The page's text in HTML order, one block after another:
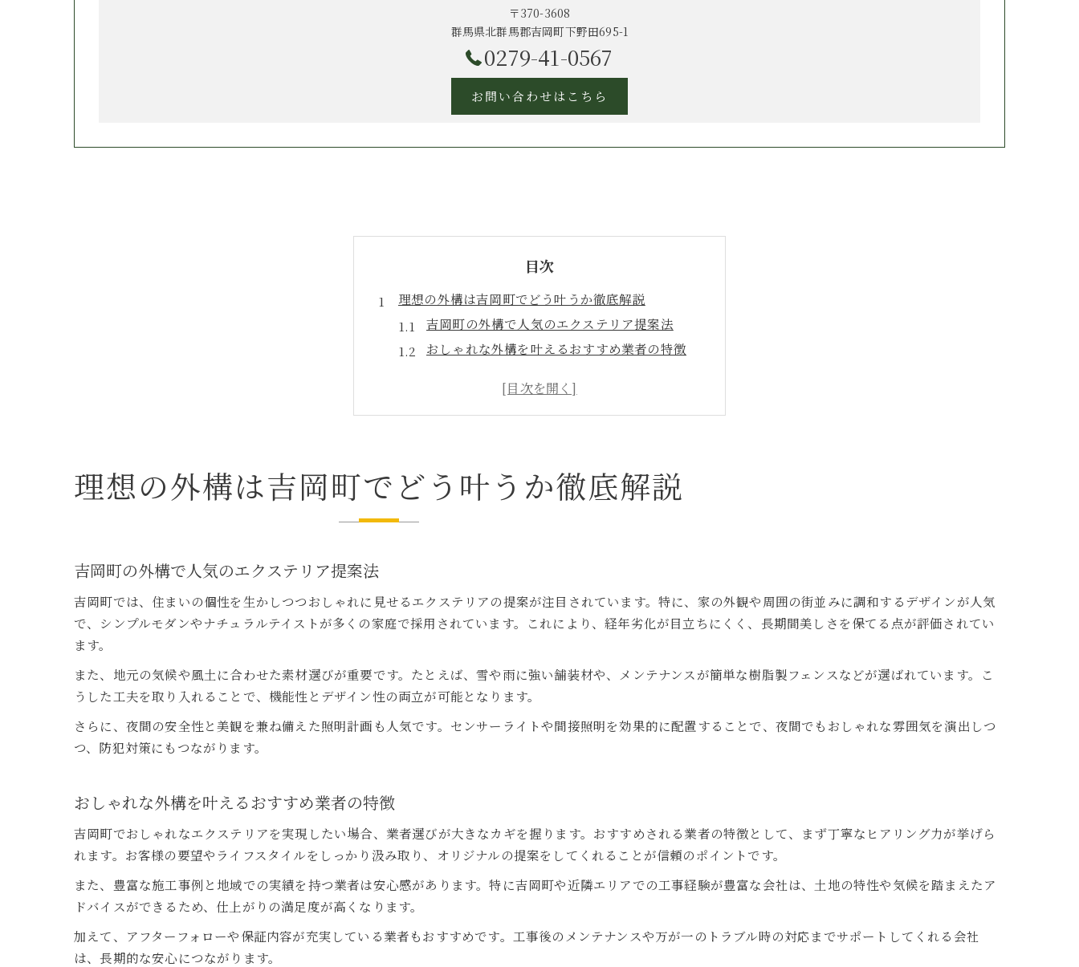
〒370-3608
群馬県北群馬郡吉岡町下野田695-1
0279-41-0567
お問い合わせはこちら
目次
理想の外構は吉岡町でどう叶うか徹底解説
吉岡町の外構で人気のエクステリア提案法
おしゃれな外構を叶えるおすすめ業者の特徴
エクステリア業者選びで押さえるべきポイント
吉岡町でおしゃれを追求するエクステリア術
おすすめ業者が提案する外構デザインの工夫
おすすめ業者を選ぶ前に確認したいポイント
吉岡町のエクステリア業者を比較する秘訣
エクステリア業者の対応力を見極める方法
吉岡町で失敗しない業者選定の基準を解説
おすすめ業者の見積もりチェックポイント
吉岡町で人気のデザイン外構と業者の特長
業者選びに迷った時の失敗しにくい方法とは
おすすめ業者選びで注意すべきチェック項目
理想の外構は吉岡町でどう叶うか徹底解説
吉岡町の外構で人気のエクステリア提案法
吉岡町では、住まいの個性を生かしつつおしゃれに見せるエクステリアの提案が注目されています。特に、家の外観や周囲の街並みに調和するデザインが人気
で、シンプルモダンやナチュラルテイストが多くの家庭で採用されています。これにより、経年劣化が目立ちにくく、長期間美しさを保てる点が評価されてい
ます。
また、地元の気候や風土に合わせた素材選びが重要です。たとえば、雪や雨に強い舗装材や、メンテナンスが簡単な樹脂製フェンスなどが選ばれています。こ
うした工夫を取り入れることで、機能性とデザイン性の両立が可能となります。
さらに、夜間の安全性と美観を兼ね備えた照明計画も人気です。センサーライトや間接照明を効果的に配置することで、夜間でもおしゃれな雰囲気を演出しつ
つ、防犯対策にもつながります。
おしゃれな外構を叶えるおすすめ業者の特徴
吉岡町でおしゃれなエクステリアを実現したい場合、業者選びが大きなカギを握ります。おすすめされる業者の特徴として、まず丁寧なヒアリング力が挙げら
れます。お客様の要望やライフスタイルをしっかり汲み取り、オリジナルの提案をしてくれることが信頼のポイントです。
また、豊富な施工事例と地域での実績を持つ業者は安心感があります。特に吉岡町や近隣エリアでの工事経験が豊富な会社は、土地の特性や気候を踏まえたア
ドバイスができるため、仕上がりの満足度が高くなります。
加えて、アフターフォローや保証内容が充実している業者もおすすめです。工事後のメンテナンスや万が一のトラブル時の対応までサポートしてくれる会社
は、長期的な安心につながります。